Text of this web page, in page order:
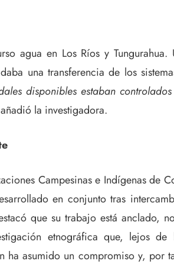
agua en Los Ríos y
una transferencia de los
disponibles estaban
la investigadora.
Campesinas e Indígenas de
en conjunto tras
que su trabajo está anclado,
etnográfica que, lejos de
asumido un compromiso y, por